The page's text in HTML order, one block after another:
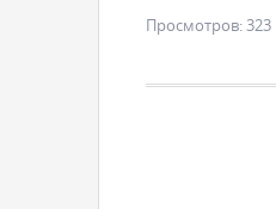
Просмотров:323